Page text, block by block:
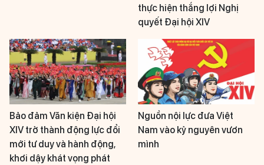
thực hiện thắng lợi Nghị
quyết Đại hội XIV
Bảo đảm Văn kiện Đại hội
XIV trở thành động lực đổi
mới tư duy và hành động,
khơi dậy khát vọng phát
Nguồn nội lực đưa Việt
Nam vào kỷ nguyên vươn
mình